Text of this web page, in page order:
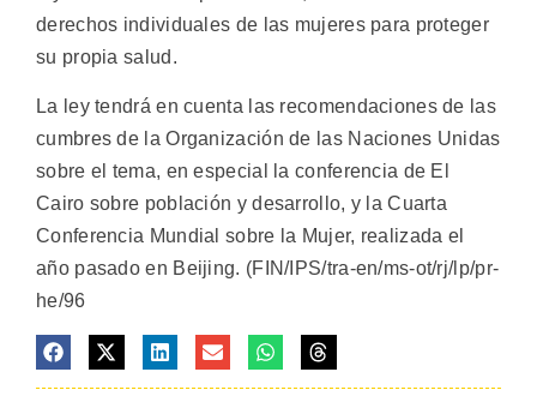
derechos individuales de las mujeres para proteger
su propia salud.
La ley tendrá en cuenta las recomendaciones de las
cumbres de la Organización de las Naciones Unidas
sobre el tema, en especial la conferencia de El
Cairo sobre población y desarrollo, y la Cuarta
Conferencia Mundial sobre la Mujer, realizada el
año pasado en Beijing. (FIN/IPS/tra-en/ms-ot/rj/lp/pr-
he/96